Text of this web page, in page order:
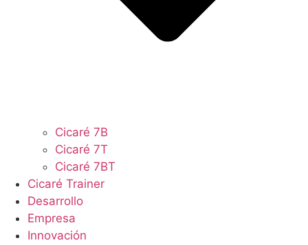
Cicaré 7B
Cicaré 7T
Cicaré 7BT
Cicaré Trainer
Desarrollo
Empresa
Innovación